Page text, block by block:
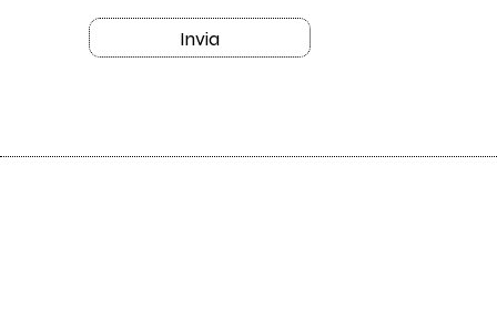
Invia